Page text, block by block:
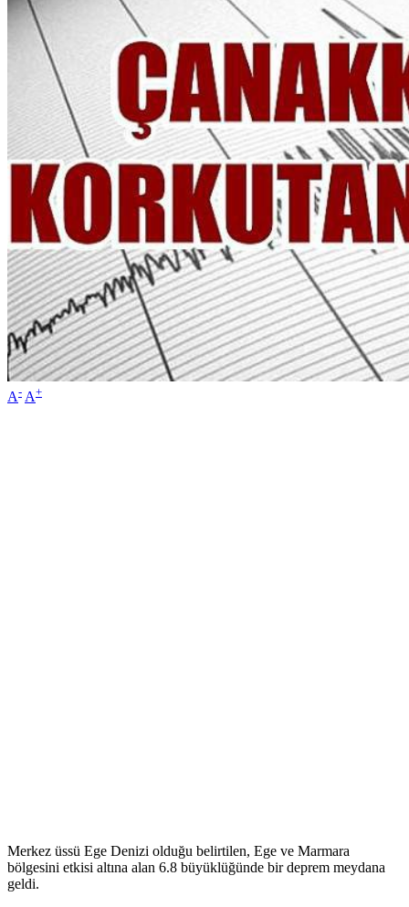
A- A+
Merkez üssü Ege Denizi olduğu belirtilen, Ege ve Marmara
bölgesini etkisi altına alan 6.8 büyüklüğünde bir deprem meydana
geldi.